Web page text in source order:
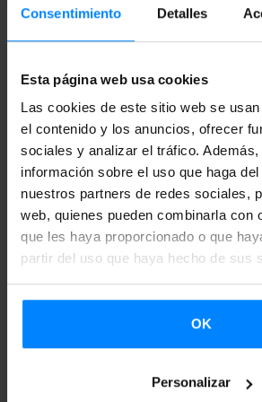
Consentimiento Detalles
Esta página web usa cookies
Las cookies de este sitio web se
el contenido y los anuncios, ofrecer
sociales y analizar el tráfico.
información sobre el uso que haga
nuestros partners de redes sociales,
web, quienes pueden combinarla con
que les haya proporcionado o que
partir del uso que haya hecho de sus
OK
Personalizar
Martes, 24 de octubre 20:00-21:50h
Maindo Gēmu (Masaaki Yuasa, 2004)
Martes, 7 de noviembre 20:00-
noviembre 17:30-19:20h
Maquia (Mari Okada, 2018)
Martes, 7 de noviembre 17:30-19:25h
noviembre 20:00-21:45h
On-Gaku (Iwaisawa Kenji, 2020)
Martes, 21 de noviembre 20:00-21:15h